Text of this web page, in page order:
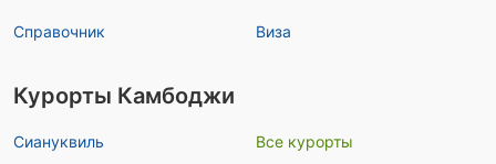
Справочник Виза
Курорты Камбоджи
Сиануквиль Все курорты